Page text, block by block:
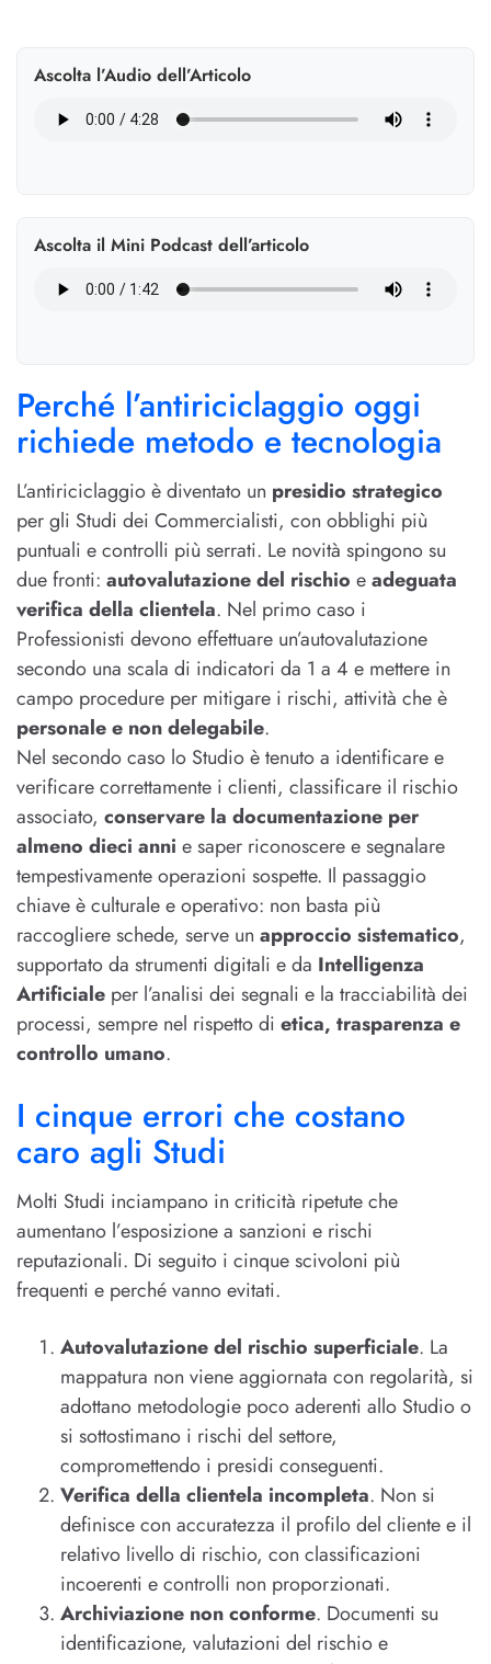
Ascolta l’Audio dell’Articolo
Ascolta il Mini Podcast dell’articolo
Perché l’antiriciclaggio oggi
richiede metodo e tecnologia
L’antiriciclaggio è diventato un presidio strategico
per gli Studi dei Commercialisti, con obblighi più
puntuali e controlli più serrati. Le novità spingono su
due fronti: autovalutazione del rischio eadeguata
verifica della clientela. Nel primo caso i
Professionisti devono effettuare un’autovalutazione
secondo una scala di indicatori da 1 a 4 e mettere in
campo procedure per mitigare i rischi, attività che è
personale e non delegabile.
Nel secondo caso lo Studio è tenuto a identificare e
verificare correttamente i clienti, classificare il rischio
associato, conservare la documentazione per
almeno dieci anni e saper riconoscere e segnalare
tempestivamente operazioni sospette. Il passaggio
chiave è culturale e operativo: non basta più
raccogliere schede, serve un approccio sistematico,
supportato da strumenti digitali e da Intelligenza
Artificiale per l’analisi dei segnali e la tracciabilità dei
processi, sempre nel rispetto di etica, trasparenza e
controllo umano.
I cinque errori che costano
caro agli Studi
Molti Studi inciampano in criticità ripetute che
aumentano l’esposizione a sanzioni e rischi
reputazionali. Di seguito i cinque scivoloni più
frequenti e perché vanno evitati.
Autovalutazione del rischio superficiale. La
mappatura non viene aggiornata con regolarità, si
adottano metodologie poco aderenti allo Studio o
si sottostimano i rischi del settore,
compromettendo i presidi conseguenti.
Verifica della clientela incompleta. Non si
definisce con accuratezza il profilo del cliente e il
relativo livello di rischio, con classificazioni
incoerenti e controlli non proporzionati.
Archiviazione non conforme. Documenti su
identificazione, valutazioni del rischio e